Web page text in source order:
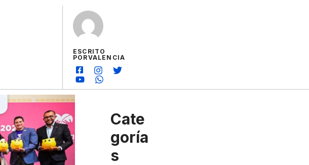
ESCRITO
PORVALENCIA
Cate
goría
s